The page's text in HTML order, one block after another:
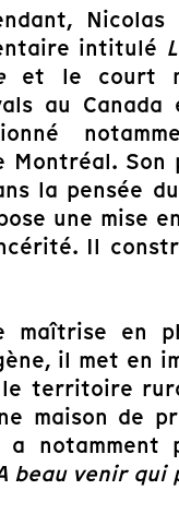
intitulé
et le court
au
Montréal.
la pensée
une mise
Il
maîtrise en
il met en
le territoire
maison de
notamment
beau venir qui